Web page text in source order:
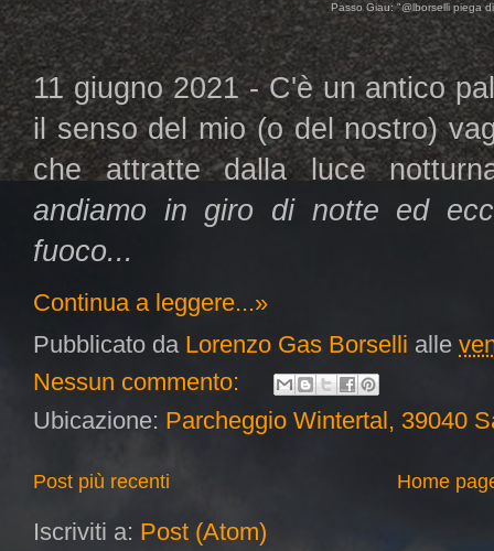
Passo Giau: "@lborselli piega
11 giugno 2021 - C'è un antico
il senso del mio (o del nostro)
che attratte dalla luce
andiamo in giro di notte ed
fuoco...
Continua a leggere...»
Pubblicato da Lorenzo Gas Borselli alle
Nessun commento:
Ubicazione: Parcheggio Wintertal, 39040
Post più recenti Home
Iscriviti a: Post (Atom)